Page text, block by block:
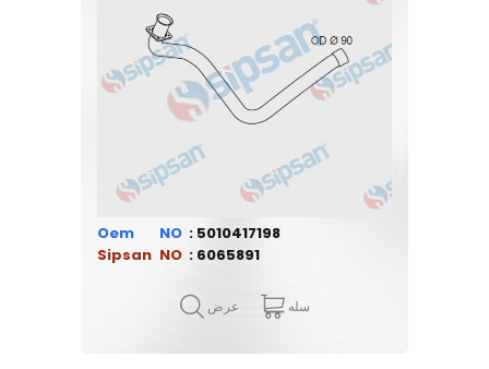
Oem
5010417198
Sipsan
6065891
عرض سله